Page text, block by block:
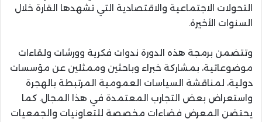
التحولات الاجتماعية والاقتصادية التي تشهدها القارة خلال
السنوات الأخيرة.
وتتضمن برمجة هذه الدورة ندوات فكرية وورشات ولقاءات
موضوعاتية، بمشاركة خبراء وباحثين وممثلين عن مؤسسات
دولية، لمناقشة السياسات العمومية المرتبطة بالهجرة
واستعراض بعض التجارب المعتمدة في هذا المجال. كما
يحتضن المعرض فضاءات مخصصة للتعاونيات والجمعيات